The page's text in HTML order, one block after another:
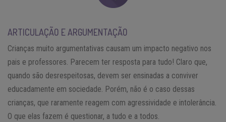
ARTICULAÇÃO E ARGUMENTAÇÃO
Crianças muito argumentativas causam um impacto negativo nos
pais e professores. Parecem ter resposta para tudo! Claro que,
quando são desrespeitosas, devem ser ensinadas a conviver
educadamente em sociedade. Porém, não é o caso dessas
crianças, que raramente reagem com agressividade e intolerância.
O que elas fazem é questionar, a tudo e a todos.